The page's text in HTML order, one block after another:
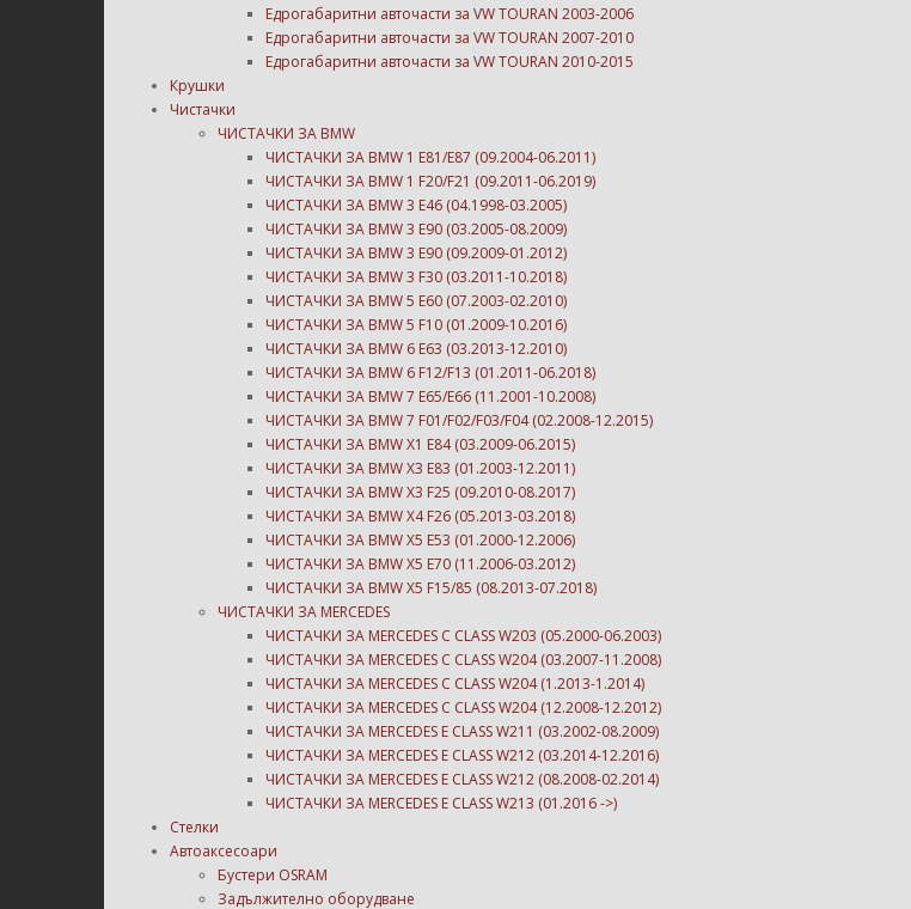
Едрогабаритни авточасти за VW TOURAN 2003-2006
Едрогабаритни авточасти за VW TOURAN 2007-2010
Едрогабаритни авточасти за VW TOURAN 2010-2015
Крушки
Чистачки
ЧИСТАЧКИ ЗА BMW
ЧИСТАЧКИ ЗА BMW 1 E81/E87 (09.2004-06.2011)
ЧИСТАЧКИ ЗА BMW 1 F20/F21 (09.2011-06.2019)
ЧИСТАЧКИ ЗА BMW 3 E46 (04.1998-03.2005)
ЧИСТАЧКИ ЗА BMW 3 E90 (03.2005-08.2009)
ЧИСТАЧКИ ЗА BMW 3 E90 (09.2009-01.2012)
ЧИСТАЧКИ ЗА BMW 3 F30 (03.2011-10.2018)
ЧИСТАЧКИ ЗА BMW 5 E60 (07.2003-02.2010)
ЧИСТАЧКИ ЗА BMW 5 F10 (01.2009-10.2016)
ЧИСТАЧКИ ЗА BMW 6 E63 (03.2013-12.2010)
ЧИСТАЧКИ ЗА BMW 6 F12/F13 (01.2011-06.2018)
ЧИСТАЧКИ ЗА BMW 7 E65/E66 (11.2001-10.2008)
ЧИСТАЧКИ ЗА BMW 7 F01/F02/F03/F04 (02.2008-12.2015)
ЧИСТАЧКИ ЗА BMW X1 E84 (03.2009-06.2015)
ЧИСТАЧКИ ЗА BMW X3 E83 (01.2003-12.2011)
ЧИСТАЧКИ ЗА BMW X3 F25 (09.2010-08.2017)
ЧИСТАЧКИ ЗА BMW X4 F26 (05.2013-03.2018)
ЧИСТАЧКИ ЗА BMW X5 E53 (01.2000-12.2006)
ЧИСТАЧКИ ЗА BMW X5 E70 (11.2006-03.2012)
ЧИСТАЧКИ ЗА BMW X5 F15/85 (08.2013-07.2018)
ЧИСТАЧКИ ЗА MERCEDES
ЧИСТАЧКИ ЗА MERCEDES C CLASS W203 (05.2000-06.2003)
ЧИСТАЧКИ ЗА MERCEDES C CLASS W204 (03.2007-11.2008)
ЧИСТАЧКИ ЗА MERCEDES C CLASS W204 (1.2013-1.2014)
ЧИСТАЧКИ ЗА MERCEDES C CLASS W204 (12.2008-12.2012)
ЧИСТАЧКИ ЗА MERCEDES E CLASS W211 (03.2002-08.2009)
ЧИСТАЧКИ ЗА MERCEDES E CLASS W212 (03.2014-12.2016)
ЧИСТАЧКИ ЗА MERCEDES E CLASS W212 (08.2008-02.2014)
ЧИСТАЧКИ ЗА MERCEDES E CLASS W213 (01.2016 ->)
Стелки
Автоаксесоари
Бустери OSRAM
Задължително оборудване